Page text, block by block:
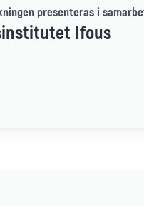
presenteras i
Ifous